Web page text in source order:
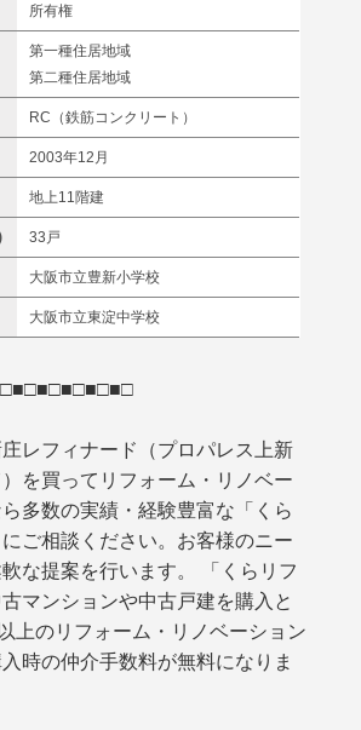
所有権
第一種住居地域
第二種住居地域
RC（鉄筋コンクリート）
2003年12月
地上11階建
33戸
大阪市立豊新小学校
大阪市立東淀中学校
レフィナード（プロパレス上新
を買ってリフォーム・リノベー
多数の実績・経験豊富な「くら
ご相談ください。お客様のニー
な提案を行います。 「くらリフ
マンションや中古戸建を購入と
上のリフォーム・リノベーション
時の仲介手数料が無料になりま